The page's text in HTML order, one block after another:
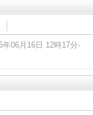
年06月16日 12時17分-